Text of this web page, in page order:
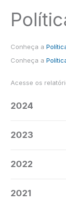
Assine e faça
com o BV
Ver
E-mail
Tenha suas
diretamente
Acessar E-
Portal
solicitar o
Conheça a
Conheça a
Acesse os
2024
2023
2022
2021